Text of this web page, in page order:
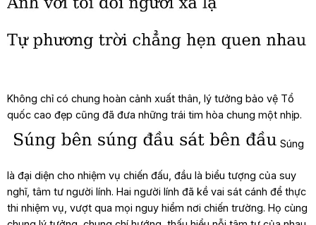
Không chỉ có chung hoàn cảnh xuất thân, lý tưởng bảo vệ Tổ
quốc cao đẹp cũng đã đưa những trái tim hòa chung một nhịp.
Súng
là đại diện cho nhiệm vụ chiến đấu, đầu là biểu tượng của suy
nghĩ, tâm tư người lính. Hai người lính đã kề vai sát cánh để thực
thi nhiệm vụ, vượt qua mọi nguy hiểm nơi chiến trường. Họ cùng